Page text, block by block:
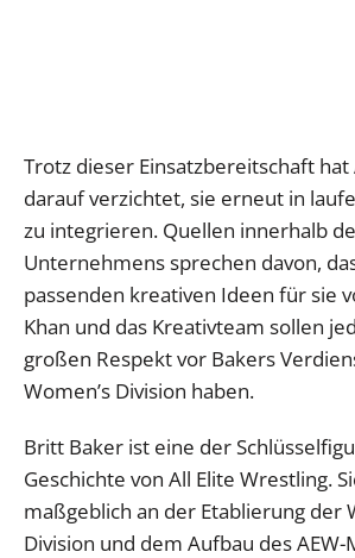
Trotz dieser Einsatzbereitschaft hat
darauf verzichtet, sie erneut in
zu integrieren. Quellen innerhalb
Unternehmens sprechen davon,
passenden kreativen Ideen für sie
Khan und das Kreativteam sollen
großen Respekt vor Bakers
Women’s Division haben.
Britt Baker ist eine der
Geschichte von All Elite Wrestling.
maßgeblich an der Etablierung der
Division und dem Aufbau des